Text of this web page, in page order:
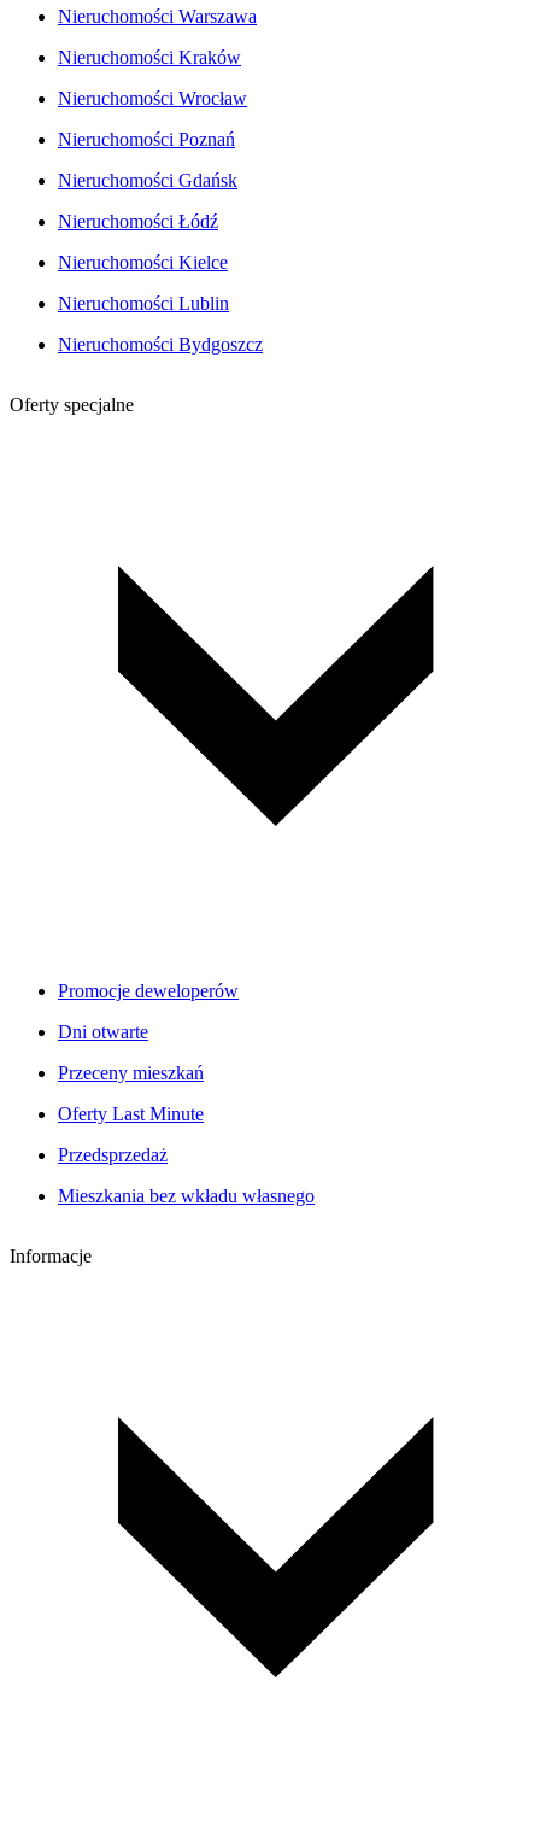
Nieruchomości Warszawa
Nieruchomości Kraków
Nieruchomości Wrocław
Nieruchomości Poznań
Nieruchomości Gdańsk
Nieruchomości Łódź
Nieruchomości Kielce
Nieruchomości Lublin
Nieruchomości Bydgoszcz
Oferty specjalne
Promocje deweloperów
Dni otwarte
Przeceny mieszkań
Oferty Last Minute
Przedsprzedaż
Mieszkania bez wkładu własnego
Informacje